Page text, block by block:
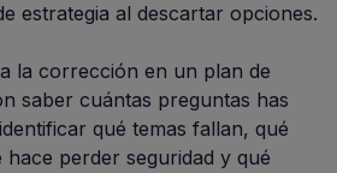
estrategia al descartar opciones.
la corrección en un plan de
saber cuántas preguntas has
qué temas fallan, qué
perder seguridad y qué